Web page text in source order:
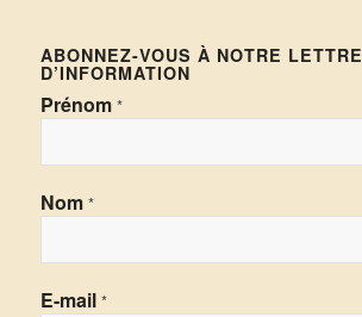
ABONNEZ-VOUS À NOTRE LETTRE
D’INFORMATION
Prénom *
Nom *
E-mail *